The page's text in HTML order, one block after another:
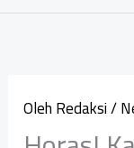
OlehRedaksi/